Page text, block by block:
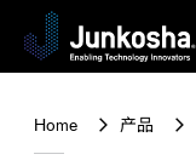
技术创新
产品
Home 产品